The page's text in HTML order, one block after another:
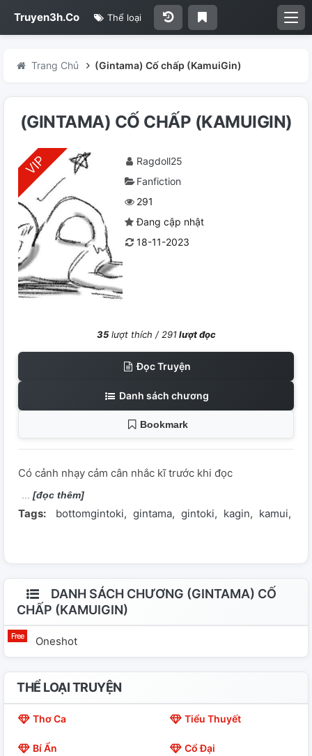
Truyen3h.Co Thể loại
Trang Chủ (Gintama) Cố chấp (KamuiGin)
(GINTAMA) CỐ CHẤP (KAMUIGIN)
Ragdoll25
Fanfiction
291
Đang cập nhật
18-11-2023
35lượt thích /291lượt đọc
Đọc Truyện
Danh sách chương
Bookmark
Có cảnh nhạy cảm cân nhắc kĩ trước khi đọc
[đọc thêm]
Tags: bottomgintoki gintama gintoki kagin kamui
DANH SÁCH CHƯƠNG (GINTAMA) CỐ
CHẤP (KAMUIGIN)
Oneshot
THỂ LOẠI TRUYỆN
Thơ Ca Tiểu Thuyết
Bí Ẩn Cổ Đại